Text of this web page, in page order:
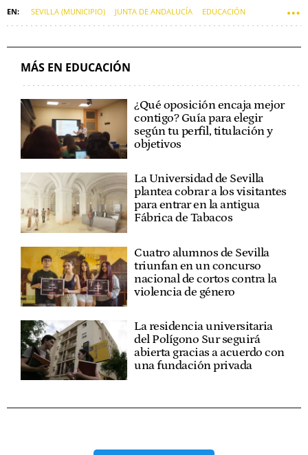
SEVILLA (MUNICIPIO) JUNTA DE ANDALUCÍA EDUCACIÓN
MÁS EN EDUCACIÓN
¿Qué oposición encaja mejor
contigo? Guía para elegir
según tu perfil, titulación y
objetivos
La Universidad de Sevilla
plantea cobrar a los visitantes
para entrar en la antigua
Fábrica de Tabacos
Cuatro alumnos de Sevilla
triunfan en un concurso
nacional de cortos contra la
violencia de género
La residencia universitaria
del Polígono Sur seguirá
abierta gracias a acuerdo con
una fundación privada